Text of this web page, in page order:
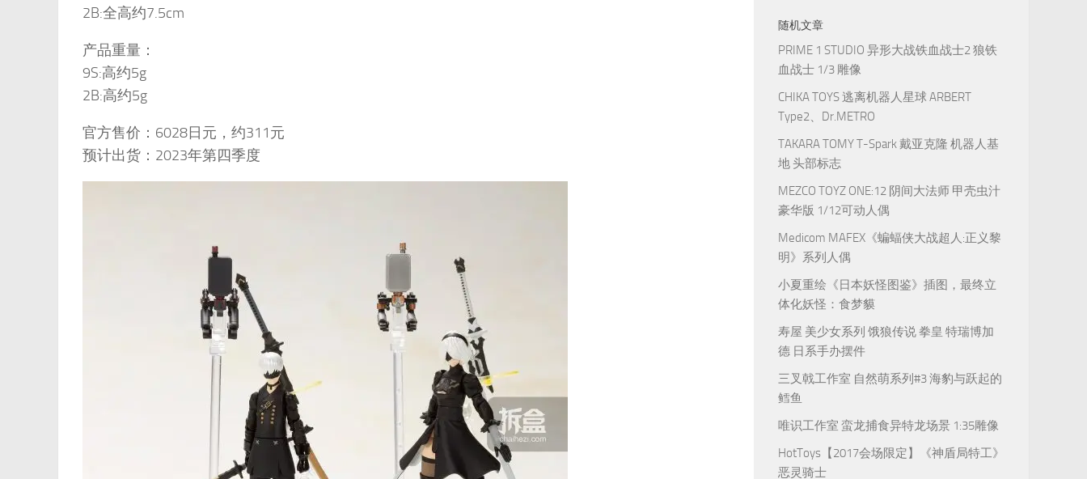
2B:全高约7.5cm
产品重量：
9S:高约5g
2B:高约5g
官方售价：6028日元，约311元
预计出货：2023年第四季度
随机文章
PRIME 1 STUDIO 异形大战铁血战士2 狼铁
血战士 1/3 雕像
CHIKA TOYS 逃离机器人星球 ARBERT
Type2、Dr.METRO
TAKARA TOMY T-Spark 戴亚克隆 机器人基
地 头部标志
MEZCO TOYZ ONE:12 阴间大法师 甲壳虫汁
豪华版 1/12可动人偶
Medicom MAFEX《蝙蝠侠大战超人:正义黎
明》系列人偶
小夏重绘《日本妖怪图鉴》插图，最终立
体化妖怪：食梦貘
寿屋 美少女系列 饿狼传说 拳皇 特瑞博加
德 日系手办摆件
三叉戟工作室 自然萌系列#3 海豹与跃起的
鳕鱼
唯识工作室 蛮龙捕食异特龙场景 1:35雕像
HotToys【2017会场限定】《神盾局特工》
恶灵骑士